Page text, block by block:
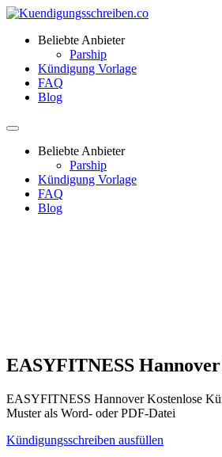
Beliebte Anbieter
Parship
Kündigung Vorlage
FAQ
Blog
Beliebte Anbieter
Parship
Kündigung Vorlage
FAQ
Blog
EASYFITNESS
EASYFITNESS Hannover Kostenlose
Muster als Word- oder PDF-Datei
Kündigungsschreiben ausfüllen